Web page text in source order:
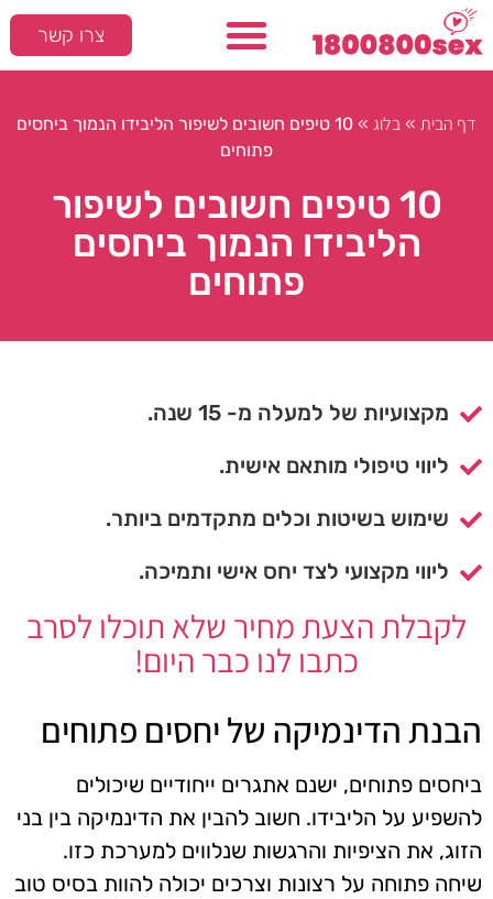
צרו קשר
דף הבית » בלוג »
10 טיפים חשובים לשיפור הליבידו הנמוך ביחסים
פתוחים
10 טיפים חשובים לשיפור
הליבידו הנמוך ביחסים
פתוחים
מקצועיות של למעלה מ- 15 שנה.
ליווי טיפולי מותאם אישית.
שימוש בשיטות וכלים מתקדמים ביותר.
ליווי מקצועי לצד יחס אישי ותמיכה.
לקבלת הצעת מחיר שלא תוכלו לסרב
כתבו לנו כבר היום!
הבנת הדינמיקה של יחסים פתוחים
ביחסים פתוחים, ישנם אתגרים ייחודיים שיכולים
להשפיע על הליבידו. חשוב להבין את הדינמיקה בין בני
הזוג, את הציפיות והרגשות שנלווים למערכת כזו.
שיחה פתוחה על רצונות וצרכים יכולה להוות בסיס טוב